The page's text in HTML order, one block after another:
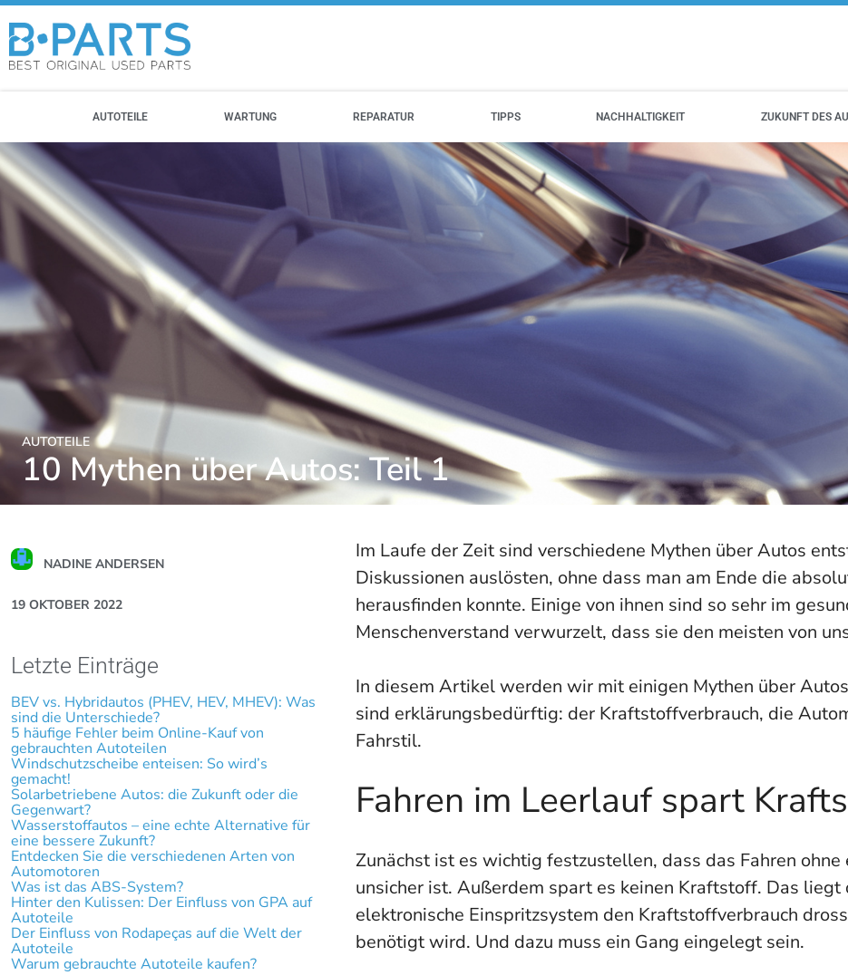
AUTOTEILE WARTUNG REPARATUR TIPPS NACHHALTIGKEIT ZUKUNFT DES
AUTOTEILE
10 Mythen über Autos: Teil 1
NADINE ANDERSEN
19 OKTOBER 2022
Letzte Einträge
BEV vs. Hybridautos (PHEV, HEV, MHEV): Was
sind die Unterschiede?
5 häufige Fehler beim Online-Kauf von
gebrauchten Autoteilen
Windschutzscheibe enteisen: So wird’s
gemacht!
Solarbetriebene Autos: die Zukunft oder die
Gegenwart?
Wasserstoffautos – eine echte Alternative für
eine bessere Zukunft?
Entdecken Sie die verschiedenen Arten von
Automotoren
Was ist das ABS-System?
Hinter den Kulissen: Der Einfluss von GPA auf
Autoteile
Der Einfluss von Rodapeças auf die Welt der
Autoteile
Warum gebrauchte Autoteile kaufen?
Im Laufe der Zeit sind verschiedene Mythen über Autos
Diskussionen auslösten, ohne dass man am Ende die
herausfinden konnte. Einige von ihnen sind so sehr im
Menschenverstand verwurzelt, dass sie den meisten von
In diesem Artikel werden wir mit einigen Mythen über
sind erklärungsbedürftig: der Kraftstoffverbrauch, die
Fahrstil.
Fahren im Leerlauf spart
Zunächst ist es wichtig festzustellen, dass das Fahren
unsicher ist. Außerdem spart es keinen Kraftstoff. Das liegt
elektronische Einspritzsystem den Kraftstoffverbrauch
benötigt wird. Und dazu muss ein Gang eingelegt sein.